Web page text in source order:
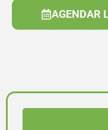
AGENDAR